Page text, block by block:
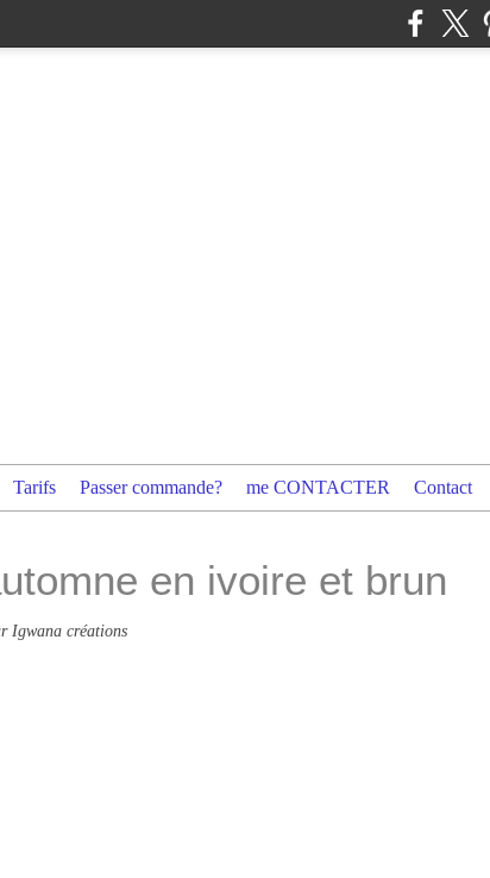
Tarifs Passer commande? me CONTACTER Contact
en ivoire et brun
Igwana créations